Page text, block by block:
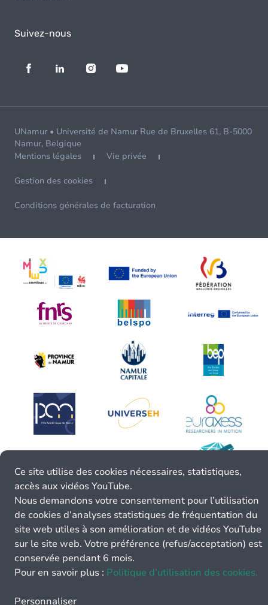
Suivez-nous
UNamur • Université de Namur Rue de Bruxelles 61, B-5000
Namur, Belgique
Mentions légales
Vie privée
Gestion des cookies
Conditions générales de facturation
Ce site utilise des cookies nécessaires, statistiques,
accès aux vidéos YouTube.
Nous demandons votre consentement pour l’utilisation
de cookies d’analyses statistiques de fréquentation du
site web utiles à son amélioration et de vidéos YouTube
sur le site web. Votre préférence (refus/acceptation) est
conservée pendant 6 mois.
Pour en savoir plus : Politique d’utilisation des cookies.
Personnaliser